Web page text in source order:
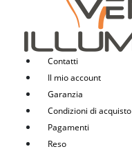
Contatti
Il mio account
Garanzia
Condizioni di acquisto
Pagamenti
Reso